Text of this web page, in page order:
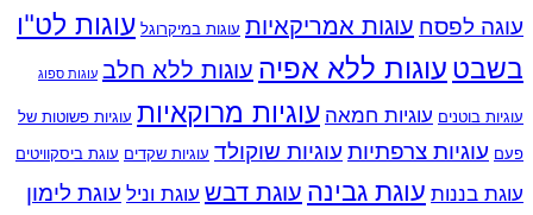
עוגה לפסח עוגות אמריקאיות עוגות במיקרוגל עוגות לט"ו
בשבט עוגות ללא אפיה עוגות ללא חלב עוגות ספוג
עוגיות בוטנים עוגיות חמאה עוגיות מרוקאיות עוגיות פשוטות של
פעם עוגיות צרפתיות עוגיות שוקולד עוגיות שקדים עוגת ביסקוויטים
עוגת בננות עוגת גבינה עוגת דבש עוגת וניל עוגת לימון